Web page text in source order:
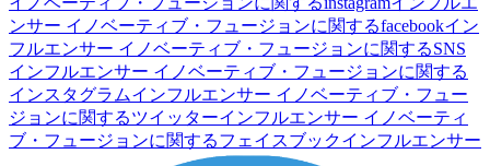
ンサー イノベーティブ・フュージョンに関するfacebookイン
フルエンサー イノベーティブ・フュージョンに関するSNS
インフルエンサー イノベーティブ・フュージョンに関する
インスタグラムインフルエンサー イノベーティブ・フュー
ジョンに関するツイッターインフルエンサー イノベーティ
ブ・フュージョンに関するフェイスブックインフルエンサー